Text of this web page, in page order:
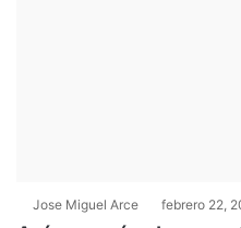
Jose Miguel Arce febrero 22,